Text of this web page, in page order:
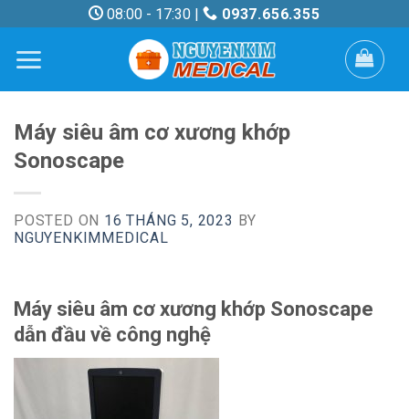
content
08:00 - 17:30 | 0937.656.355
Máy siêu âm cơ xương khớp
Sonoscape
POSTED ON 16 THÁNG 5, 2023 BY
NGUYENKIMMEDICAL
Máy siêu âm cơ xương khớp Sonoscape
dẫn đầu về công nghệ